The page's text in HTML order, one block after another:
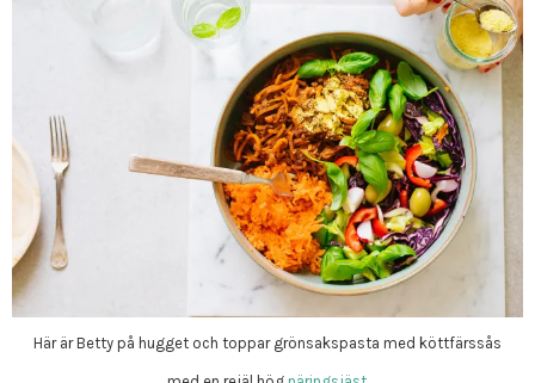
Här är Betty på hugget och toppar grönsakspasta med köttfärssås